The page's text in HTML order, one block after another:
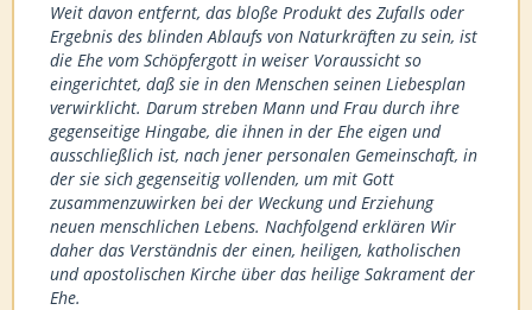
Weit davon entfernt, das bloße Produkt des Zufalls oder
Ergebnis des blinden Ablaufs von Naturkräften zu sein, ist
die Ehe vom Schöpfergott in weiser Voraussicht so
eingerichtet, daß sie in den Menschen seinen Liebesplan
verwirklicht. Darum streben Mann und Frau durch ihre
gegenseitige Hingabe, die ihnen in der Ehe eigen und
ausschließlich ist, nach jener personalen Gemeinschaft, in
der sie sich gegenseitig vollenden, um mit Gott
zusammenzuwirken bei der Weckung und Erziehung
neuen menschlichen Lebens. Nachfolgend erklären Wir
daher das Verständnis der einen, heiligen, katholischen
und apostolischen Kirche über das heilige Sakrament der
Ehe.